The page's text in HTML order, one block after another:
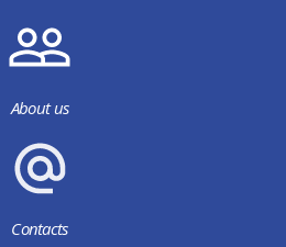
About us
Contacts